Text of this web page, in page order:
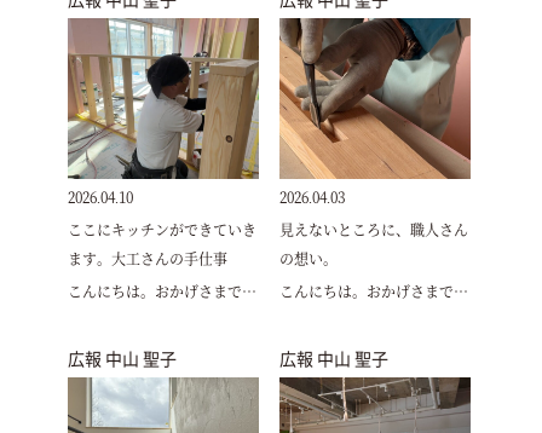
2026.04.10
ここにキッチンができていき
ます。大工さんの手仕事
こんにちは。おかげさまで…
2026.04.03
見えないところに、職人さん
の想い。
こんにちは。おかげさまで…
広報 中山 聖子 広報 中山 聖子